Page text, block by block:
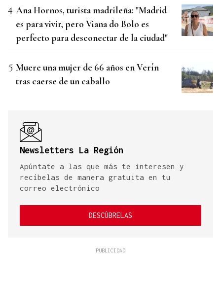
Ana Hornos, turista madrileña: "Madrid
es para vivir, pero Viana do Bolo es
perfecto para desconectar de la ciudad"
Muere una mujer de 66 años en Verín
tras caerse de un caballo
Newsletters La Región
Apúntate a las que más te interesen y
recíbelas de manera gratuita en tu
correo electrónico
DESCÚBRELAS